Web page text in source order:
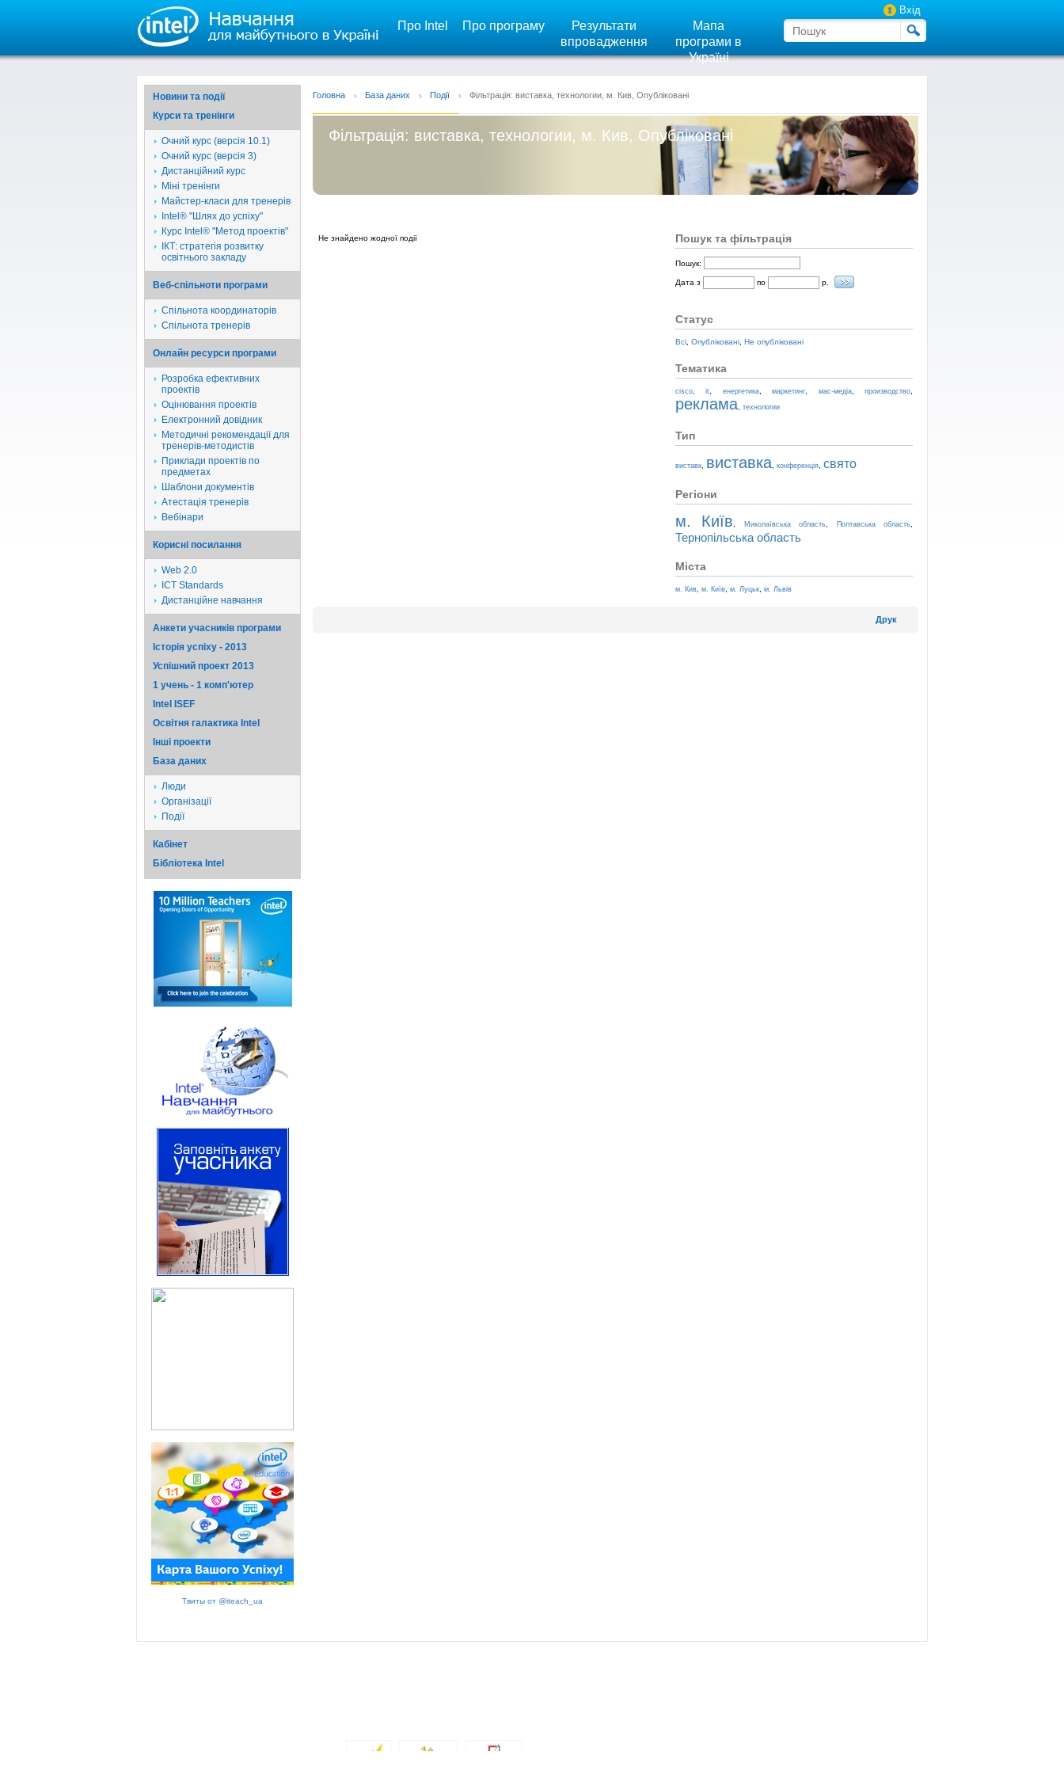
Вхід
Про Intel Про програму
Результати
впровадження
Мапа
програми в
Україні
Новини та події
Курси та тренінги
Очний курс (версія 10.1)
Очний курс (версія 3)
Дистанційний курс
Міні тренінги
Майстер-класи для тренерів
Intel® "Шлях до успіху"
Курс Intel® "Метод проектів"
ІКТ: стратегія розвитку
освітнього закладу
Веб-спільноти програми
Спільнота координаторів
Спільнота тренерів
Онлайн ресурси програми
Розробка ефективних
проектів
Оцінювання проектів
Електронний довідник
Методичні рекомендації для
тренерів-методистів
Приклади проектів по
предметах
Шаблони документів
Атестація тренерів
Вебінари
Корисні посилання
Web 2.0
ICT Standards
Дистанційне навчання
Анкети учасників програми
Історія успіху - 2013
Успішний проект 2013
1 учень - 1 комп'ютер
Intel ISEF
Освітня галактика Intel
Iншi проекти
База даних
Люди
Організації
Події
Кабінет
Бібліотека Intel
Твиты от @iteach_ua
Головна База даних Події Фільтрація: виставка, технологии, м. Кив, Опубліковані
Фільтрація: виставка, технологии, м. Кив, Опубліковані
Не знайдено жодної події Пошук та фільтрація
Пошук:
Дата з по р.
Статус
Всі Опубліковані Не опубліковані
Тематика
cisco ,it енергетика,маркетинг мас-медіа,производство
реклама технологии
Тип
виставк виставка конференція свято
Регіони
м. Київ Миколаївська область Полтавська область
Тернопільська область
Міста
м. Кив м. Київ м. Луцьк м. Львів
Друк